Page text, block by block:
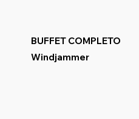
BUFFET COMPLETO
Windjammer